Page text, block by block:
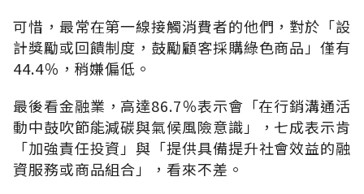
可惜，最常在第一線接觸消費者的他們，對於「設
計獎勵或回饋制度，鼓勵顧客採購綠色商品」僅有
44.4％，稍嫌偏低。
最後看金融業，高達86.7％表示會「在行銷溝通活
動中鼓吹節能減碳與氣候風險意識」，七成表示肯
「加強責任投資」與「提供具備提升社會效益的融
資服務或商品組合」，看來不差。